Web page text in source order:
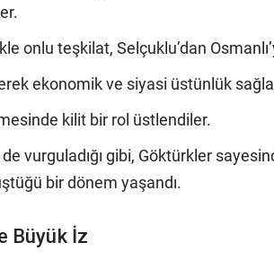
onlu teşkilat, Selçuklu’dan
ekonomik ve siyasi üstünlük
kilit bir rol üstlendiler.
vurguladığı gibi, Göktürkler
bir dönem yaşandı.
Büyük İz